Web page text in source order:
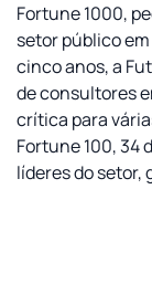
Fortune 1000,
setor público
cinco anos, a
de consultores
crítica para
Fortune 100, 34
líderes do setor,